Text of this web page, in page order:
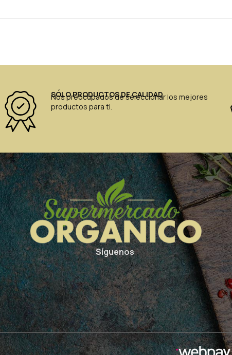
SÓLO PRODUCTOS DE CALIDAD
Nos preocupados de seleccionar los mejores
productos para ti.
Síguenos